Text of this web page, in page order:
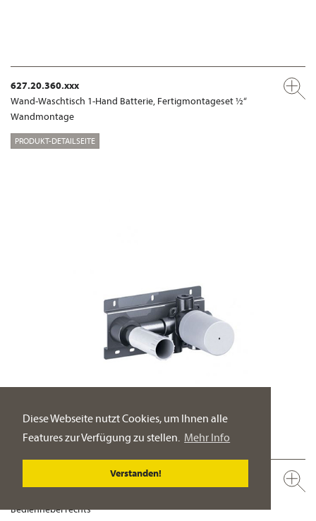
Diese Webseite nutzt Cookies, um Ihnen alle
Features zur Verfügung zu stellen. Mehr Info
Verstanden!
627.20.360.xxx
Wand-Waschtisch 1-Hand Batterie, Fertigmontageset ½“
Wandmontage
PRODUKT-DETAILSEITE
Bedienhebel rechts